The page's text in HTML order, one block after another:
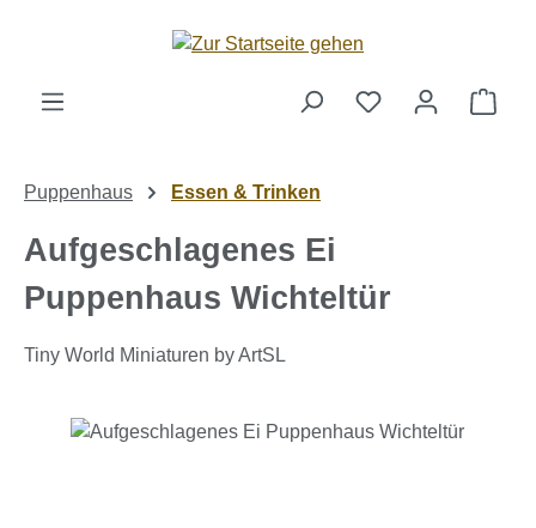
Zum Hauptinhalt springen
Puppenhaus Essen & Trinken
Aufgeschlagenes Ei
Puppenhaus Wichteltür
Tiny World Miniaturen by ArtSL
Bildergalerie überspringen